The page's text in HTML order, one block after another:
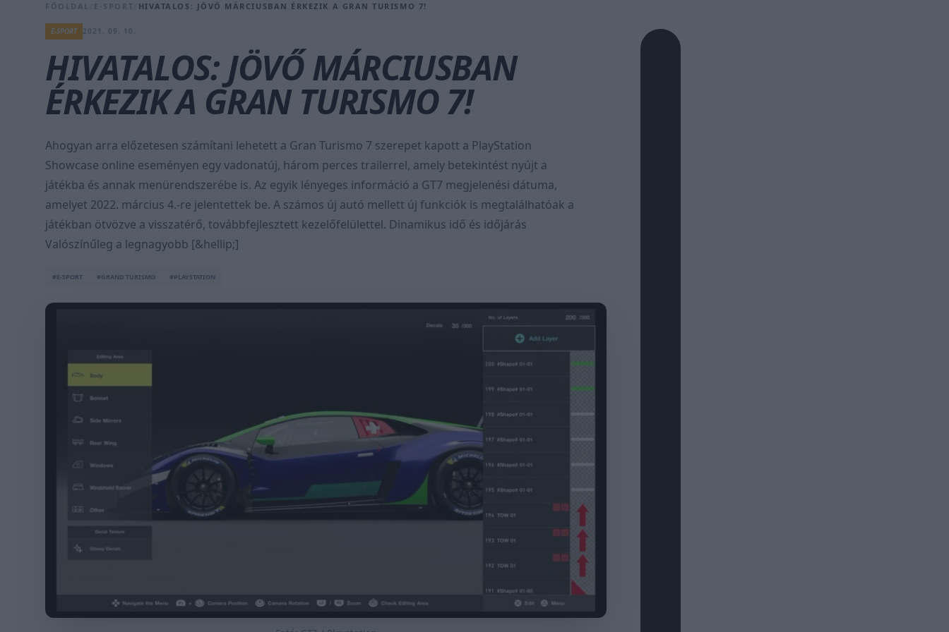
FŐOLDAL E-SPORT HIVATALOS: JÖVŐ MÁRCIUSBAN ÉRKEZIK A GRAN TURISMO 7!
E-SPORT
HIVATALOS: JÖVŐ MÁRCIUSBAN
ÉRKEZIK A GRAN TURISMO 7!
Ahogyan arra előzetesen számítani lehetett a Gran Turismo 7 szerepet kapott a PlayStation
Showcase online eseményen egy vadonatúj, három perces trailerrel, amely betekintést nyújt a
játékba és annak menürendszerébe is. Az egyik lényeges információ a GT7 megjelenési dátuma,
amelyet 2022. március 4.-re jelentettek be. A számos új autó mellett új funkciók is megtalálhatóak a
játékban ötvözve a visszatérő, továbbfejlesztett kezelőfelülettel. Dinamikus idő és időjárás
Valószínűleg a legnagyobb [&hellip;]
#E-SPORT #GRAND TURISMO #PLAYSTATION